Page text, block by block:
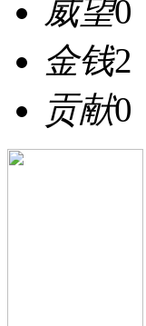
威望0
金钱2
贡献0